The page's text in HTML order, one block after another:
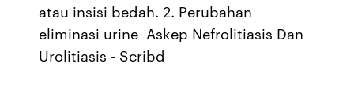
atau insisi bedah. 2. Perubahan
eliminasi urine Askep Nefrolitiasis Dan
Urolitiasis - Scribd